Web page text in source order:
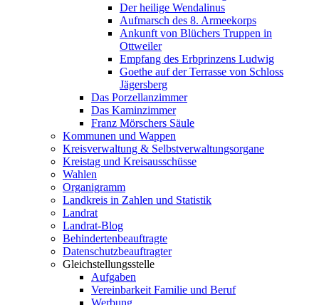
Der heilige Wendalinus
Aufmarsch des 8. Armeekorps
Ankunft von Blüchers Truppen in
Ottweiler
Empfang des Erbprinzens Ludwig
Goethe auf der Terrasse von Schloss
Jägersberg
Das Porzellanzimmer
Das Kaminzimmer
Franz Mörschers Säule
Kommunen und Wappen
Kreisverwaltung & Selbstverwaltungsorgane
Kreistag und Kreisausschüsse
Wahlen
Organigramm
Landkreis in Zahlen und Statistik
Landrat
Landrat-Blog
Behindertenbeauftragte
Datenschutzbeauftragter
Gleichstellungsstelle
Aufgaben
Vereinbarkeit Familie und Beruf
Werbung